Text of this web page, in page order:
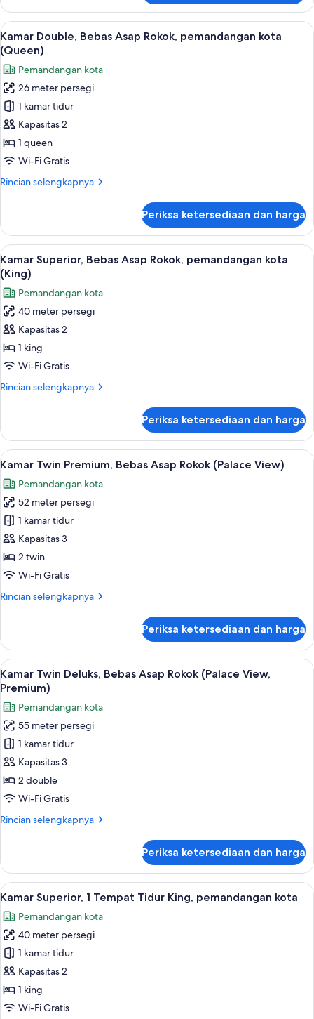
Kamar
Twin
Superior,
Bebas
Asap
Rokok
Lihat
semua
foto
untuk
Kamar
Double,
Bebas
Asap
Rokok,
kota
Minibar, brankas, meja kerja, dan
5
Kamar Double, Bebas Asap Rokok, pemandangan kota
(Queen)
Pemandangan kota
26 meter persegi
1 kamar tidur
Kapasitas 2
1 queen
Wi-Fi Gratis
Rincian selengkapnya
Rincian
Kamar
Double,
Bebas
Asap
Rokok,
pemandangan
kota
(Queen)
Periksa ketersediaan dan harga
Lihat
semua
foto
untuk
Kamar
Superior,
Bebas
Asap
Rokok,
pemandangan
(King)
Minibar, brankas, meja kerja, dan
5
Kamar Superior, Bebas Asap Rokok, pemandangan kota
(King)
Pemandangan kota
40 meter persegi
Kapasitas 2
1 king
Wi-Fi Gratis
Rincian selengkapnya
Rincian
Kamar
Superior,
Bebas
Rokok,
pemandangan
kota
(King)
Periksa ketersediaan dan harga
Lihat
semua
foto
untuk
Kamar
Twin
Premium,
Bebas
Rokok
Minibar, brankas, meja kerja, dan
5
Kamar Twin Premium, Bebas Asap Rokok (Palace View)
Pemandangan kota
52 meter persegi
1 kamar tidur
Kapasitas 3
2 twin
Wi-Fi Gratis
Rincian selengkapnya
Rincian
Kamar
Twin
Premium,
Bebas
Rokok
(Palace
View)
Periksa ketersediaan dan harga
Lihat
semua
foto
untuk
Kamar
Twin
Deluks,
Bebas
Asap
(Palace
Minibar, brankas, meja kerja, dan
6
Kamar Twin Deluks, Bebas Asap Rokok (Palace View,
Premium)
Pemandangan kota
55 meter persegi
1 kamar tidur
Kapasitas 3
2 double
Wi-Fi Gratis
Rincian selengkapnya
Rincian
Kamar
Twin
Deluks,
Asap
Rokok
(Palace
View,
Premium)
Periksa ketersediaan dan harga
Lihat
semua
foto
untuk
Kamar
Superior,
1
Tempat
Minibar, brankas, meja kerja, dan
4
Kamar Superior, 1 Tempat Tidur King, pemandangan kota
Pemandangan kota
40 meter persegi
1 kamar tidur
Kapasitas 2
1 king
Wi-Fi Gratis